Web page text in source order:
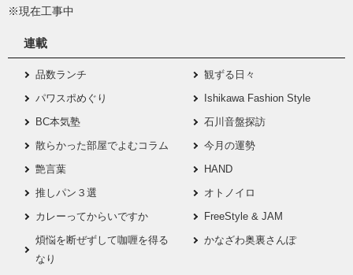
※現在工事中
連載
品数ランチ
観ずる日々
パワスポめぐり
Ishikawa Fashion Style
BC本気塾
石川音盤探訪
散らかった部屋でよむコラム
今月の運勢
艶言葉
HAND
推しパン３選
オトノイロ
カレーってからいですか
FreeStyle & JAM
煩悩を断ぜずして咖喱を得る
なり
かなざわ奥裏さんぽ